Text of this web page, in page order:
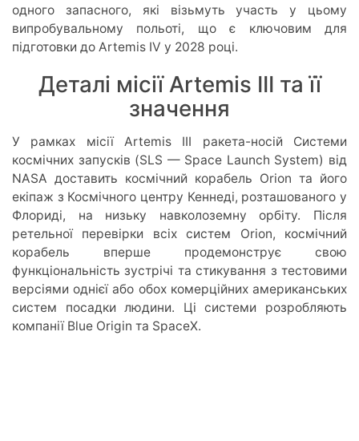
одного запасного, які візьмуть участь у цьому
випробувальному польоті, що є ключовим для
підготовки до Artemis IV у 2028 році.
Деталі місії Artemis III та її
значення
У рамках місії Artemis III ракета-носій Системи
космічних запусків (SLS — Space Launch System) від
NASA доставить космічний корабель Orion та його
екіпаж з Космічного центру Кеннеді, розташованого у
Флориді, на низьку навколоземну орбіту. Після
ретельної перевірки всіх систем Orion, космічний
корабель вперше продемонструє свою
функціональність зустрічі та стикування з тестовими
версіями однієї або обох комерційних американських
систем посадки людини. Ці системи розробляють
компанії Blue Origin та SpaceX.